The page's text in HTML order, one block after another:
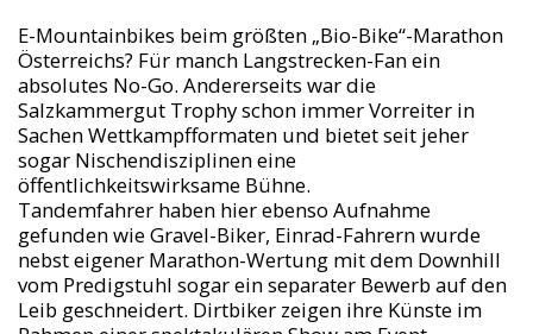
E-Mountainbikes beim größten „Bio-Bike“-Marathon
Österreichs? Für manch Langstrecken-Fan ein
absolutes No-Go. Andererseits war die
Salzkammergut Trophy schon immer Vorreiter in
Sachen Wettkampfformaten und bietet seit jeher
sogar Nischendisziplinen eine
öffentlichkeitswirksame Bühne.
Tandemfahrer haben hier ebenso Aufnahme
gefunden wie Gravel-Biker, Einrad-Fahrern wurde
nebst eigener Marathon-Wertung mit dem Downhill
vom Predigstuhl sogar ein separater Bewerb auf den
Leib geschneidert. Dirtbiker zeigen ihre Künste im